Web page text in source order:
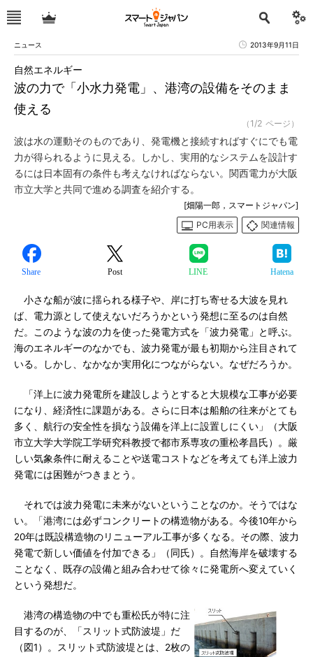
ニュース 2013年9月11日
波の力で「小水力発電」、港湾の設備をそのまま
使える
自然エネルギー
（1/2 ページ）
波は水の運動そのものであり、発電機と接続すればすぐにでも電
力が得られるように見える。しかし、実用的なシステムを設計す
るには日本固有の条件も考えなければならない。関西電力が大阪
市立大学と共同で進める調査を紹介する。
[畑陽一郎，スマートジャパン]
PC用表示
関連情報
Share Post LINE Hatena
小さな船が波に揺られる様子や、岸に打ち寄せる大波を見れ
ば、電力源として使えないだろうかという発想に至るのは自然
だ。このような波の力を使った発電方式を「波力発電」と呼ぶ。
海のエネルギーのなかでも、波力発電が最も初期から注目されて
いる。しかし、なかなか実用化につながらない。なぜだろうか。
「洋上に波力発電所を建設しようとすると大規模な工事が必要
になり、経済性に課題がある。さらに日本は船舶の往来がとても
多く、航行の安全性を損なう設備を洋上に設置しにくい」（大阪
市立大学大学院工学研究科教授で都市系専攻の重松孝昌氏）。厳
しい気象条件に耐えることや送電コストなどを考えても洋上波力
発電には困難がつきまとう。
それでは波力発電に未来がないということなのか。そうではな
い。「港湾には必ずコンクリートの構造物がある。今後10年から
20年は既設構造物のリニューアル工事が多くなる。その際、波力
発電で新しい価値を付加できる」（同氏）。自然海岸を破壊する
ことなく、既存の設備と組み合わせて徐々に発電所へ変えていく
という発想だ。
港湾の構造物の中でも重松氏が特に注
目するのが、「スリット式防波堤」だ
（図1）。スリット式防波堤とは、2枚の